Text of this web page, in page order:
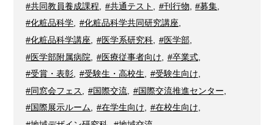
#共同教員養成課程
#共通テスト #刊行物 #募集
#化粧品科学, #化粧品科学共同研究講座,
#化粧品科学講座
#医学系研究科, #医学部,
#医学部附属病院
#医療従事者向け #卒業式,
#受賞・表彰
#受験生・高校生 #受験生向け
#同窓会フェス
#国際交流, #国際交流推進センター
#国際展示ルーム
#在学生向け #在校生向け